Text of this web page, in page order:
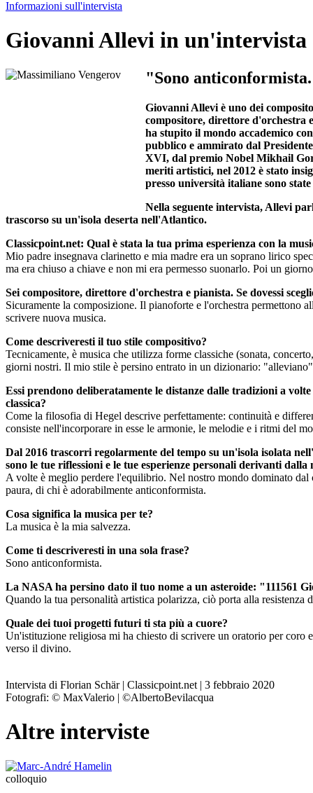
Informazioni sull'intervista
Giovanni Allevi in ​​un'intervista
"Sono
Giovanni Allevi è uno dei
compositore, direttore d'orchestra
ha stupito il mondo accademico
pubblico e ammirato dal
XVI, dal premio Nobel Mikhail
meriti artistici, nel 2012 è stato
presso università italiane sono
Nella seguente intervista, Allevi
trascorso su un'isola deserta nell'Atlantico.
Classicpoint.net: Qual è stata la tua prima esperienza con la
Mio padre insegnava clarinetto e mia madre era un soprano lirico
ma era chiuso a chiave e non mi era permesso suonarlo. Poi un
Sei compositore, direttore d'orchestra e pianista. Se dovessi
Sicuramente la composizione. Il pianoforte e l'orchestra permettono
scrivere nuova musica.
Come descriveresti il ​​tuo stile compositivo?
Tecnicamente, è musica che utilizza forme classiche (sonata,
giorni nostri. Il mio stile è persino entrato in un dizionario:
Essi prendono deliberatamente le distanze dalle tradizioni a
classica?
Come la filosofia di Hegel descrive perfettamente: continuità e
consiste nell'incorporare in esse le armonie, le melodie e i ritmi del
Dal 2016 trascorri regolarmente del tempo su un'isola isolata
sono le tue riflessioni e le tue esperienze personali derivanti dalla
A volte è meglio perdere l'equilibrio. Nel nostro mondo dominato
paura, di chi è adorabilmente anticonformista.
Cosa significa la musica per te?
La musica è la mia salvezza.
Come ti descriveresti in una sola frase?
Sono anticonformista.
La NASA ha persino dato il tuo nome a un asteroide: "111561
Quando la tua personalità artistica polarizza, ciò porta alla
Quale dei tuoi progetti futuri ti sta più a cuore?
Un'istituzione religiosa mi ha chiesto di scrivere un oratorio per coro
verso il divino.
Intervista di Florian Schär | Classicpoint.net | 3 febbraio 2020
Fotografi: © MaxValerio | ©AlbertoBevilacqua
Altre interviste
colloquio